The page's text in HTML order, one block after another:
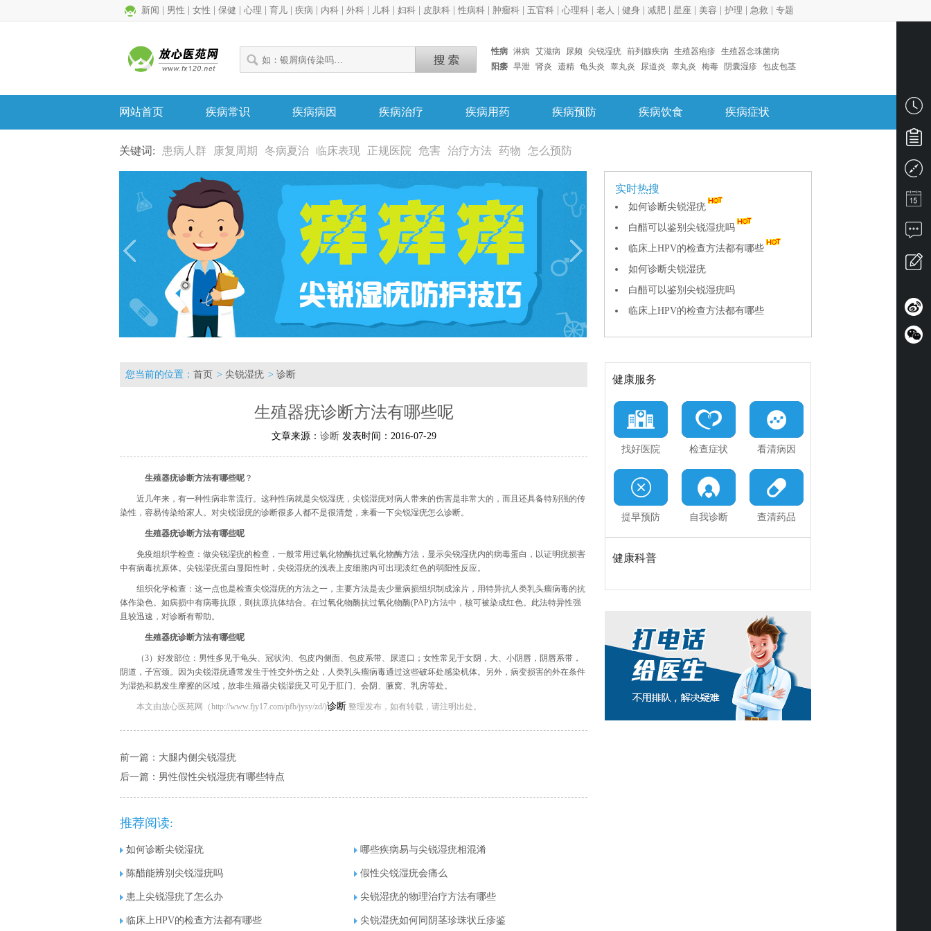
新闻 男性 女性 保健 心理 育儿 疾病 内科 外科 儿科 妇科 皮肤科 性病科 肿瘤科 五官科 心理科 老人 健身 减肥 星座 美容 护理 急救 专题
性病 淋病 艾滋病 尿频 尖锐湿疣 前列腺疾病 生殖器疱疹 生殖器念珠菌病
阳痿 早泄 肾炎 遗精 龟头炎 睾丸炎 尿道炎 睾丸炎 梅毒 阴囊湿疹 包皮包茎
网站首页 疾病常识 疾病病因 疾病治疗 疾病用药 疾病预防 疾病饮食 疾病症状
关键词: 患病人群 康复周期 冬病夏治 临床表现 正规医院 危害 治疗方法 药物 怎么预防
实时热搜
如何诊断尖锐湿疣
白醋可以鉴别尖锐湿疣吗
临床上HPV的检查方法都有哪些
如何诊断尖锐湿疣
白醋可以鉴别尖锐湿疣吗
临床上HPV的检查方法都有哪些
您当前的位置： 首页 > 尖锐湿疣 > 诊断
生殖器疣诊断方法有哪些呢
文章来源： 诊断发表时间：2016-07-29
生殖器疣诊断方法有哪些呢 ？
近几年来，有一种性病非常流行。这种性病就是尖锐湿疣，尖锐湿疣对病人带来的伤害是非常大的，而且还具备特别强的传
染性，容易传染给家人。对尖锐湿疣的诊断很多人都不是很清楚，来看一下尖锐湿疣怎么诊断。
生殖器疣诊断方法有哪些呢
免疫组织学检查：做尖锐湿疣的检查，一般常用过氧化物酶抗过氧化物酶方法，显示尖锐湿疣内的病毒蛋白，以证明疣损害
中有病毒抗原体。尖锐湿疣蛋白显阳性时，尖锐湿疣的浅表上皮细胞内可出现淡红色的弱阳性反应。
组织化学检查：这一点也是检查尖锐湿疣的方法之一，主要方法是去少量病损组织制成涂片，用特异抗人类乳头瘤病毒的抗
体作染色。如病损中有病毒抗原，则抗原抗体结合。在过氧化物酶抗过氧化物酶(PAP)方法中，核可被染成红色。此法特异性强
且较迅速，对诊断有帮助。
生殖器疣诊断方法有哪些呢
（3）好发部位：男性多见于龟头、冠状沟、包皮内侧面、包皮系带、尿道口；女性常见于女阴，大、小阴唇，阴唇系带，
阴道，子宫颈。因为尖锐湿疣通常发生于性交外伤之处，人类乳头瘤病毒通过这些破坏处感染机体。另外，病变损害的外在条件
为湿热和易发生摩擦的区域，故非生殖器尖锐湿疣又可见于肛门、会阴、腋窝、乳房等处。
本文由放心医苑网（http://www.fjy17.com/pfb/jysy/zd/)诊断 整理发布，如有转载，请注明出处。
前一篇： 大腿内侧尖锐湿疣
后一篇： 男性假性尖锐湿疣有哪些特点
推荐阅读:
如何诊断尖锐湿疣
陈醋能辨别尖锐湿疣吗
患上尖锐湿疣了怎么办
临床上HPV的检查方法都有哪些
哪些疾病易与尖锐湿疣相混淆
假性尖锐湿疣会痛么
尖锐湿疣的物理治疗方法有哪些
尖锐湿疣如何同阴茎珍珠状丘疹鉴
健康服务
找好医院 检查症状 看清病因
提早预防 自我诊断 查清药品
健康科普